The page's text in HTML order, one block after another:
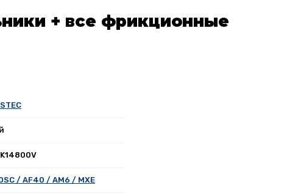
+ все фрикционные
/ AF40 / AM6 / MXE